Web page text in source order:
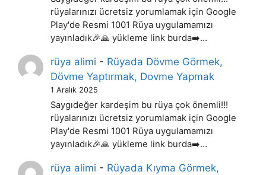
rüyalarınızı ücretsiz yorumlamak için Google
Play'de Resmi 1001 Rüya uygulamamızı
yayınladık🎉🙏 yükleme link burda➡️…
rüya alimi - Rüyada Dövme Görmek,
Dövme Yaptırmak, Dovme Yapmak
1 Aralık 2025
Saygıdeğer kardeşim bu rüya çok önemli!!!
rüyalarınızı ücretsiz yorumlamak için Google
Play'de Resmi 1001 Rüya uygulamamızı
yayınladık🎉🙏 yükleme link burda➡️…
rüya alimi - Rüyada Kıyma Görmek,